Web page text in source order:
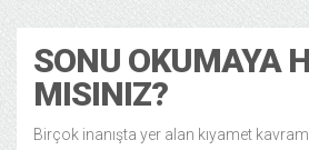
SONU OKUMAYA
MISINIZ?
Birçok inanışta yer alan kıyamet